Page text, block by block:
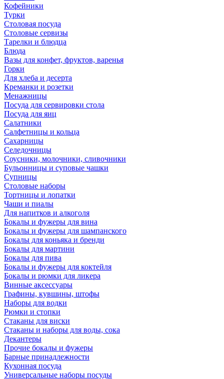
Кофейники
Турки
Столовая посуда
Столовые сервизы
Тарелки и блюдца
Блюда
Вазы для конфет, фруктов, варенья
Горки
Для хлеба и десерта
Креманки и розетки
Менажницы
Посуда для сервировки стола
Посуда для яиц
Салатники
Салфетницы и кольца
Сахарницы
Селедочницы
Соусники, молочники, сливочники
Бульонницы и суповые чашки
Супницы
Столовые наборы
Тортницы и лопатки
Чаши и пиалы
Для напитков и алкоголя
Бокалы и фужеры для вина
Бокалы и фужеры для шампанского
Бокалы для коньяка и бренди
Бокалы для мартини
Бокалы для пива
Бокалы и фужеры для коктейля
Бокалы и рюмки для ликера
Винные аксессуары
Графины, кувшины, штофы
Наборы для водки
Рюмки и стопки
Стаканы для виски
Стаканы и наборы для воды, сока
Декантеры
Прочие бокалы и фужеры
Барные принадлежности
Кухонная посуда
Универсальные наборы посуды